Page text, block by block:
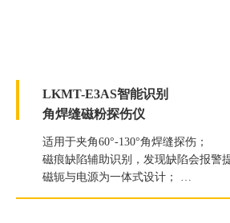
LKMT-E3AS智能识别
角焊缝磁粉探伤仪
适用于夹角60°-130°角焊缝探伤；
磁痕缺陷辅助识别，发现缺陷会报警
磁轭与电源为一体式设计；
提升力≥118N（12kg）；